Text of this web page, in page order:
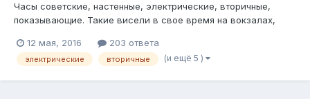
Часы советские, настенные, электрические, вторичные,
показывающие. Такие висели в свое время на вокзалах,
просто циферблат со стрелками, толпой вторичных часов
управляли первичные часы, т.е. все часы в здании
12 мая, 2016 203 ответа
электрические вторичные (и ещё 5 )